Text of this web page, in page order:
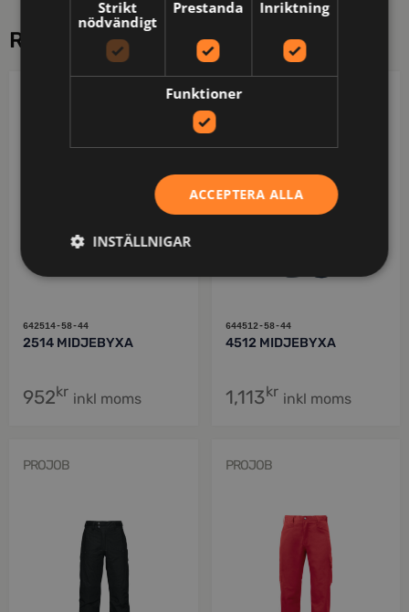
RELATERADE PRODUKTER
642514-58-44
2514 MIDJEBYXA
952kr inkl moms
PROJOB
644512-58-44
4512 MIDJEBYXA
1,113kr inkl moms
PROJOB PROJOB
Strikt
nödvändigt
Prestanda Inriktning
Funktioner
ACCEPTERA ALLA
INSTÄLLNIGAR